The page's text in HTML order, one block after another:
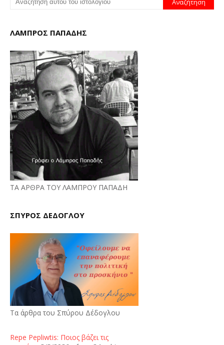
ΛΑΜΠΡΟΣ ΠΑΠΑΔΗΣ
ΤΑ ΑΡΘΡΑ ΤΟΥ ΛΑΜΠΡΟΥ ΠΑΠΑΔΗ
ΣΠΥΡΟΣ ΔΕΔΟΓΛΟΥ
Τα άρθρα του Σπύρου Δέδογλου
Repe Pepliwtis: Ποιος βάζει τις